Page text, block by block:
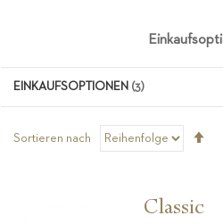
Sortieren nach
Classic
EINKAUFSOPTIONEN